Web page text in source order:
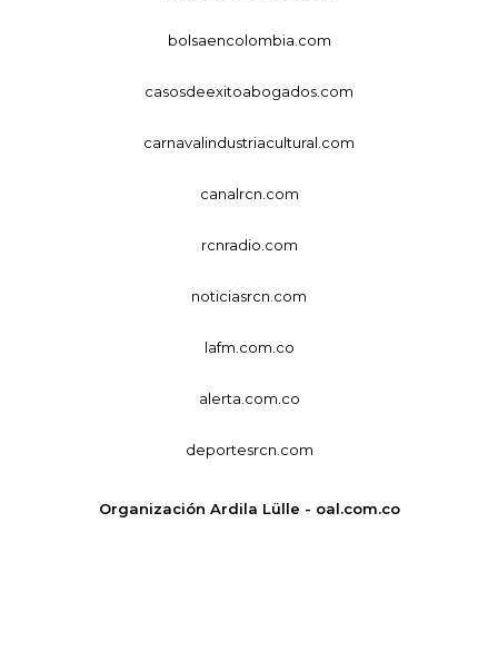
bolsaencolombia.com
casosdeexitoabogados.com
carnavalindustriacultural.com
canalrcn.com
rcnradio.com
noticiasrcn.com
lafm.com.co
alerta.com.co
deportesrcn.com
Organización Ardila Lülle - oal.com.co